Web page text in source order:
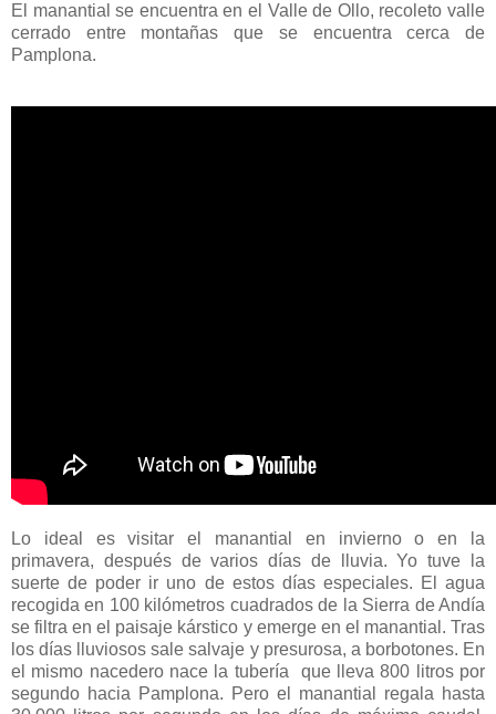
El manantial se encuentra en el Valle de Ollo, recoleto valle
cerrado entre montañas que se encuentra cerca de
Pamplona.
Lo ideal es visitar el manantial en invierno o en la
primavera, después de varios días de lluvia. Yo tuve la
suerte de poder ir uno de estos días especiales. El agua
recogida en 100 kilómetros cuadrados de la Sierra de Andía
se filtra en el paisaje kárstico y emerge en el manantial. Tras
los días lluviosos sale salvaje y presurosa, a borbotones. En
el mismo nacedero nace la tubería que lleva 800 litros por
segundo hacia Pamplona. Pero el manantial regala hasta